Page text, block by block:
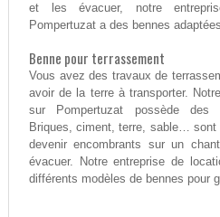
et les évacuer, notre
Pompertuzat a des bennes
Benne pour terrassement
Vous avez des travaux de
avoir de la terre à transporter.
sur Pompertuzat possède des
Briques, ciment, terre, sable… sont
devenir encombrants sur un
évacuer. Notre entreprise de
différents modèles de bennes pour